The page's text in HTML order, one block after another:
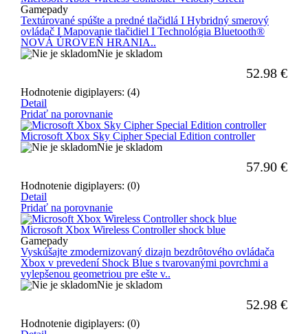
Gamepady
Textúrované spúšte a predné tlačidlá I Hybridný smerový
ovládač I Mapovanie tlačidiel I Technológia Bluetooth®
NOVÁ ÚROVEŇ HRANIA..
Nie je skladom
52.98 €
Hodnotenie digiplayers: (4)
Detail
Pridať na porovnanie
Microsoft Xbox Sky Cipher Special Edition controller
Nie je skladom
57.90 €
Hodnotenie digiplayers: (0)
Detail
Pridať na porovnanie
Microsoft Xbox Wireless Controller shock blue
Gamepady
Vyskúšajte zmodernizovaný dizajn bezdrôtového ovládača
Xbox v prevedení Shock Blue s tvarovanými povrchmi a
vylepšenou geometriou pre ešte v..
Nie je skladom
52.98 €
Hodnotenie digiplayers: (0)